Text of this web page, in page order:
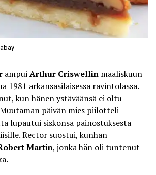
ampuiArthur Criswellin maaliskuun
1981 arkansasilaisessa ravintolassa.
kun hänen ystäväänsä ei oltu
päivän mies piilotteli
lupautui siskonsa painostuksesta
Rector suostui, kunhan
Martin, jonka hän oli tuntenut